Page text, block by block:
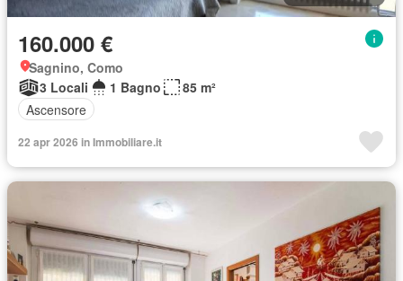
160.000 €
Sagnino, Como
3 Locali
1 Bagno
85 m²
Ascensore
22 apr 2026 in Immobiliare.it